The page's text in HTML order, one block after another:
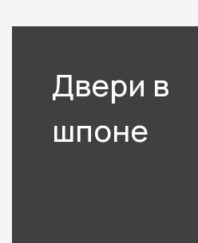
Двери в
шпоне